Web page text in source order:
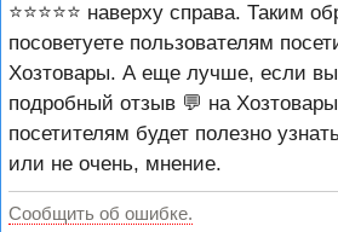
⭐️⭐️⭐️⭐️⭐️ наверху справа. Таким
посоветуете пользователям
Хозтовары. А еще лучше, если
подробный отзыв 💬 на
посетителям будет полезно
или не очень, мнение.
Сообщить об ошибке.